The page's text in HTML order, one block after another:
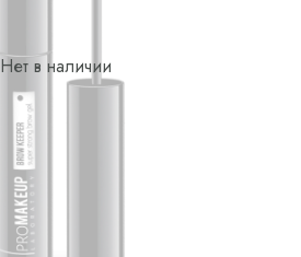
Нет в наличии